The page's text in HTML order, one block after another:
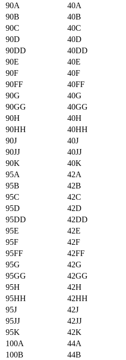
90А
40А
90B
40B
90C
40C
90D
40D
90DD
40DD
90E
40E
90F
40F
90FF
40FF
90G
40G
90GG
40GG
90H
40H
90HH
40HH
90J
40J
90JJ
40JJ
90K
40K
95А
42А
95B
42B
95C
42C
95D
42D
95DD
42DD
95E
42E
95F
42F
95FF
42FF
95G
42G
95GG
42GG
95H
42H
95HH
42HH
95J
42J
95JJ
42JJ
95K
42K
100А
44А
100B
44B